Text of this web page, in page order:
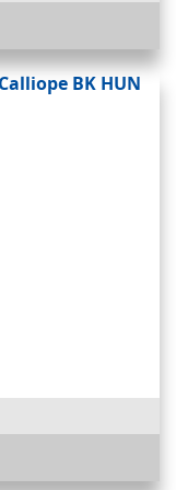
BK HUN